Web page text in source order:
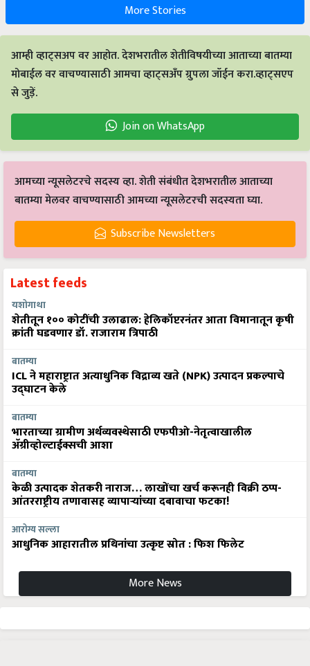
More Stories
आम्ही व्हाट्सअप वर आहोत. देशभरातील शेतीविषयीच्या आताच्या बातम्या
मोबाईल वर वाचण्यासाठी आमचा व्हाट्सअँप ग्रुपला जॉईन करा.व्हाट्सएप
से जुड़ें.
Join on WhatsApp
आमच्या न्यूसलेटरचे सदस्य व्हा. शेती संबंधीत देशभरातील आताच्या
बातम्या मेलवर वाचण्यासाठी आमच्या न्यूसलेटरची सदस्यता घ्या.
Subscribe Newsletters
Latest feeds
यशोगाथा
शेतीतून १०० कोटींची उलाढाल: हेलिकॉप्टरनंतर आता विमानातून कृषी
क्रांती घडवणार डॉ. राजाराम त्रिपाठी
बातम्या
ICL ने महाराष्ट्रात अत्याधुनिक विद्राव्य खते (NPK) उत्पादन प्रकल्पाचे
उद्घाटन केले
बातम्या
भारताच्या ग्रामीण अर्थव्यवस्थेसाठी एफपीओ-नेतृत्वाखालील
अ‍ॅग्रीव्होल्टाईक्सची आशा
बातम्या
केळी उत्पादक शेतकरी नाराज… लाखोंचा खर्च करूनही विक्री ठप्प-
आंतरराष्ट्रीय तणावासह व्यापाऱ्यांच्या दबावाचा फटका!
आरोग्य सल्ला
आधुनिक आहारातील प्रथिनांचा उत्कृष्ट स्रोत : फिश फिलेट
More News